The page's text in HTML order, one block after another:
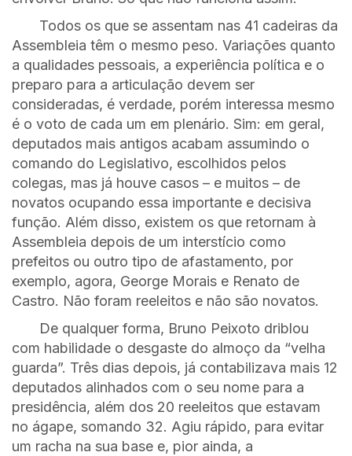
Todos os que se assentam nas 41 cadeiras da
Assembleia têm o mesmo peso. Variações quanto
a qualidades pessoais, a experiência política e o
preparo para a articulação devem ser
consideradas, é verdade, porém interessa mesmo
é o voto de cada um em plenário. Sim: em geral,
deputados mais antigos acabam assumindo o
comando do Legislativo, escolhidos pelos
colegas, mas já houve casos – e muitos – de
novatos ocupando essa importante e decisiva
função. Além disso, existem os que retornam à
Assembleia depois de um interstício como
prefeitos ou outro tipo de afastamento, por
exemplo, agora, George Morais e Renato de
Castro. Não foram reeleitos e não são novatos.
De qualquer forma, Bruno Peixoto driblou
com habilidade o desgaste do almoço da “velha
guarda”. Três dias depois, já contabilizava mais 12
deputados alinhados com o seu nome para a
presidência, além dos 20 reeleitos que estavam
no ágape, somando 32. Agiu rápido, para evitar
um racha na sua base e, pior ainda, a